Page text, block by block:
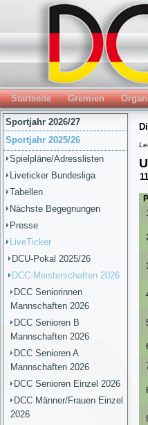
Startseite Gremien
Sportjahr 2026/27
Sportjahr 2025/26
Spielpläne/Adresslisten
Liveticker Bundesliga
Tabellen
Nächste Begegnungen
Presse
LiveTicker
DCU-Pokal 2025/26
DCC-Meisterschaften 2026
DCC Seniorinnen
Mannschaften 2026
DCC Senioren B
Mannschaften 2026
DCC Senioren A
Mannschaften 2026
DCC Senioren Einzel 2026
DCC Männer/Frauen Einzel
2026